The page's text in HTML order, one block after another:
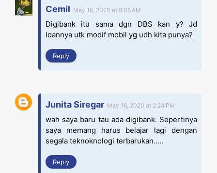
Cemil May 16, 2020 at 8:05 AM
Digibank itu sama dgn DBS kan y? Jd
loannya utk modif mobil yg udh kita punya?
Reply
Junita Siregar May 16, 2020 at 2:24 PM
wah saya baru tau ada digibank. Sepertinya
saya memang harus belajar lagi dengan
segala teknoknologi terbarukan.....
Reply